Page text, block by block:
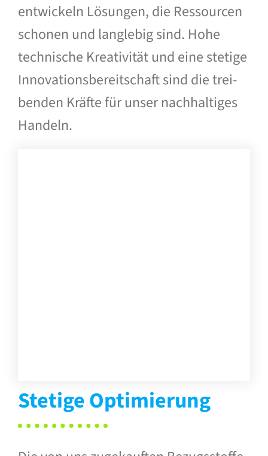
entwickeln Lösungen, die Ressourcen
schonen und langlebig sind. Hohe
technische Kreativität und eine stetige
Innovations­bereitschaft sind die trei­
benden Kräfte für unser nach­haltiges
Handeln.
Stetige Optimierung